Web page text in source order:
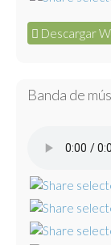
Descargar
Banda de